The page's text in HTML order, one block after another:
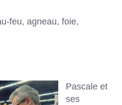
feu, agneau, foie,
Pascale et
ses